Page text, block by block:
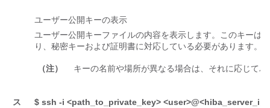
ユーザー公開キーの表示
ユーザー公開キーファイルの内容を表示します。このキーは
り、秘密キーおよび証明書に対応している必要があります。
（注） キーの名前や場所が異なる場合は、それに応じて
ス
$ ssh -i <path_to_private_key> <user>@<hiba_server_ip>